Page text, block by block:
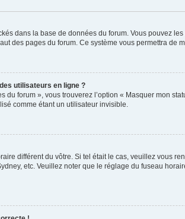
dans la base de données du forum. Vous pouvez
des pages du forum. Ce système vous permettra de
utilisateurs en ligne ?
du forum », vous trouverez l’option « Masquer mon
comme étant un utilisateur invisible.
différent du vôtre. Si tel était le cas, veuillez vous
etc. Veuillez noter que le réglage du fuseau